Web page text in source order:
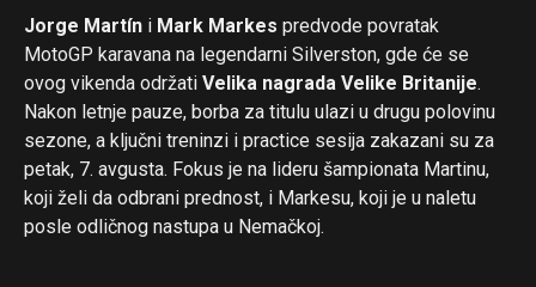
Jorge Martín i Mark Markes predvode povratak
MotoGP karavana na legendarni Silverston, gde će se
ovog vikenda održati Velika nagrada Velike Britanije.
Nakon letnje pauze, borba za titulu ulazi u drugu polovinu
sezone, a ključni treninzi i practice sesija zakazani su za
petak, 7. avgusta. Fokus je na lideru šampionata Martinu,
koji želi da odbrani prednost, i Markesu, koji je u naletu
posle odličnog nastupa u Nemačkoj.